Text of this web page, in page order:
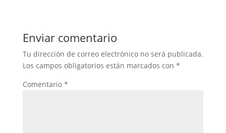
Enviar comentario
Tu dirección de correo electrónico no será publicada.
Los campos obligatorios están marcados con *
Comentario *